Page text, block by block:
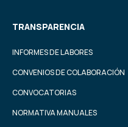
TRANSPARENCIA
INFORMES DE LABORES
CONVENIOS DE COLABORACIÓN
CONVOCATORIAS
NORMATIVA MANUALES